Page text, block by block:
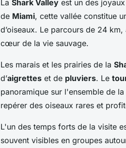
La Shark Valley est un des
de Miami, cette vallée constitue
d’oiseaux. Le parcours de 24
cœur de la vie sauvage.
Les marais et les prairies de la
d’aigrettes et de pluviers. Le
panoramique sur l'ensemble de
repérer des oiseaux rares et
L'un des temps forts de la visite
souvent visibles en groupes